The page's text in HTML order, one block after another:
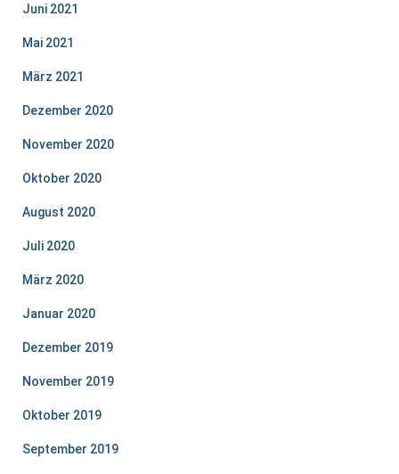
Juni 2021
Mai 2021
März 2021
Dezember 2020
November 2020
Oktober 2020
August 2020
Juli 2020
März 2020
Januar 2020
Dezember 2019
November 2019
Oktober 2019
September 2019